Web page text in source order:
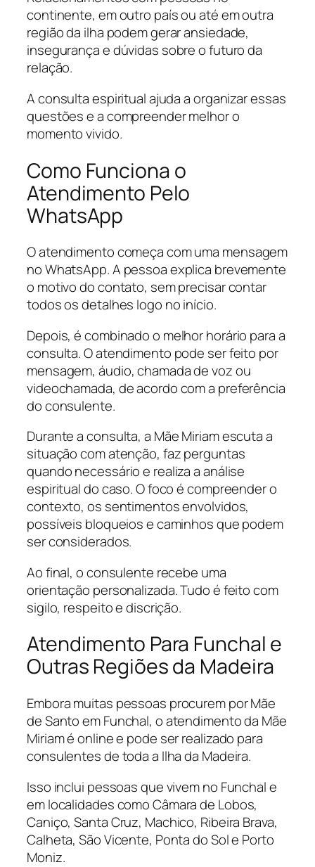
continente, em outro país ou até em outra
região da ilha podem gerar ansiedade,
insegurança e dúvidas sobre o futuro da
relação.
A consulta espiritual ajuda a organizar essas
questões e a compreender melhor o
momento vivido.
Como Funciona o
Atendimento Pelo
WhatsApp
O atendimento começa com uma mensagem
no WhatsApp. A pessoa explica brevemente
o motivo do contato, sem precisar contar
todos os detalhes logo no início.
Depois, é combinado o melhor horário para a
consulta. O atendimento pode ser feito por
mensagem, áudio, chamada de voz ou
videochamada, de acordo com a preferência
do consulente.
Durante a consulta, a Mãe Miriam escuta a
situação com atenção, faz perguntas
quando necessário e realiza a análise
espiritual do caso. O foco é compreender o
contexto, os sentimentos envolvidos,
possíveis bloqueios e caminhos que podem
ser considerados.
Ao final, o consulente recebe uma
orientação personalizada. Tudo é feito com
sigilo, respeito e discrição.
Atendimento Para Funchal e
Outras Regiões da Madeira
Embora muitas pessoas procurem por Mãe
de Santo em Funchal, o atendimento da Mãe
Miriam é online e pode ser realizado para
consulentes de toda a Ilha da Madeira.
Isso inclui pessoas que vivem no Funchal e
em localidades como Câmara de Lobos,
Caniço, Santa Cruz, Machico, Ribeira Brava,
Calheta, São Vicente, Ponta do Sol e Porto
Moniz.